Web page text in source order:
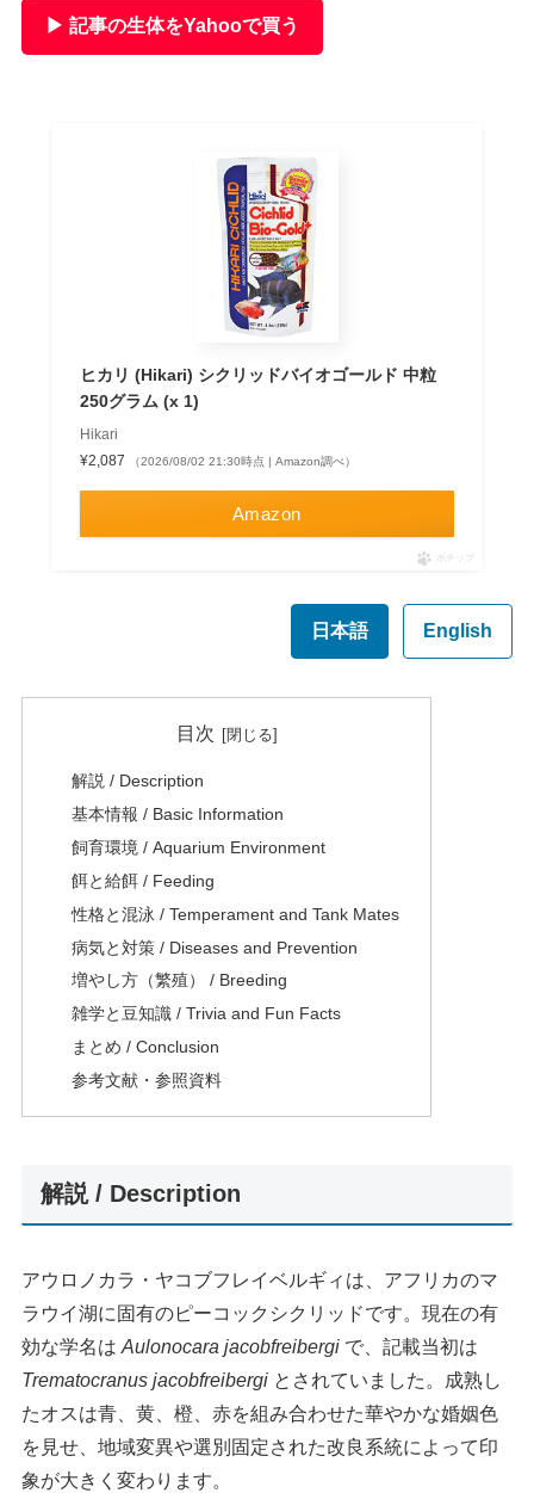
▶ 記事の生体をYahooで買う
ヒカリ (Hikari) シクリッドバイオゴールド 中粒
250グラム (x 1)
Hikari
¥2,087
（2026/08/02 21:30時点 | Amazon調べ）
Amazon
ポチップ
日本語 English
目次
解説 / Description
基本情報 / Basic Information
飼育環境 / Aquarium Environment
餌と給餌 / Feeding
性格と混泳 / Temperament and Tank Mates
病気と対策 / Diseases and Prevention
増やし方（繁殖） / Breeding
雑学と豆知識 / Trivia and Fun Facts
まとめ / Conclusion
参考文献・参照資料
解説 / Description
アウロノカラ・ヤコブフレイベルギィは、アフリカのマ
ラウイ湖に固有のピーコックシクリッドです。現在の有
効な学名はAulonocara jacobfreibergi で、記載当初は
Trematocranus jacobfreibergi とされていました。成熟し
たオスは青、黄、橙、赤を組み合わせた華やかな婚姻色
を見せ、地域変異や選別固定された改良系統によって印
象が大きく変わります。